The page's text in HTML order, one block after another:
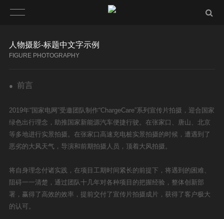
人物摄影-标题中文字示例
FIGURE PHOTOGRAPHY
● 前言
2019年“国家电网”受邀团队制作“ChargeCare”系列宣传片拍摄，迎合国家
绿色出行理念，助推国家新能源汽车便捷行驶。在张家口、唐山、北京
等多地进行实景拍摄。在张家口高速充电桩实景拍摄的时候，遭遇到了
恶劣的大风天气，导演和前期拍摄人员，顶着大风拍摄。
将自身理念付诸实践，在项目工期时间紧长的前提下，将遇到的困难、
阻碍一一清楚，通过团队十几年对各种项目的把握经验，整体创新部
署，赢得了高效的效率，提前交付了宣传片拍摄成片，获得了客户极大
的认可。